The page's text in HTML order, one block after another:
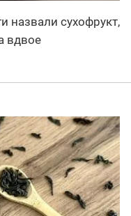
назвали сухофрукт,
вдвое